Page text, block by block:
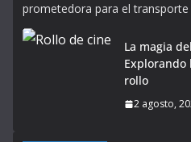
prometedora para el
La magia
Explorando
rollo
2 agosto,